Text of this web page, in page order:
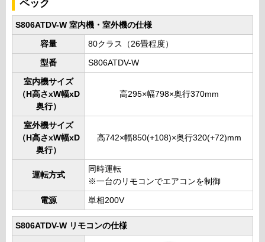
ペック
S806ATDV-W 室内機・室外機の仕様
容量 80クラス（26畳程度）
型番 S806ATDV-W
室内機サイズ
（H高さxW幅xD
奥行）
高295×幅798×奥行370mm
室外機サイズ
（H高さxW幅xD
奥行）
高742×幅850(+108)×奥行320(+72)mm
運転方式
同時運転
※一台のリモコンでエアコンを制御
電源 単相200V
S806ATDV-W リモコンの仕様